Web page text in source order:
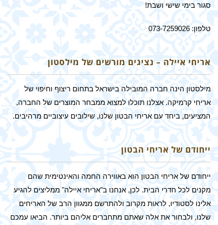
סגור בימי שישי ושבת!
טלפון: 073-7259026
אריחי איילה – נציגים מורשים של מילסטון
מילסטון הינה חברה המובילה בישראל בתחום ריצוף וחיפוי של
אריחי קרמיקה. אצלנו תוכלו למצוא ממבחר המוצרים של החברה,
המציעים, ביחד עם אריחי הבטון שלנו, שילובים עיצוביים מרהיבים.
ייחודם של אריחי הבטון
ייחודם של אריחי הבטון הוא באווירה החמה והאינטימית שהם
מקנים לכל חדרי הבית. לכן, אנחנו ב"אריחי איילה" ממליצים להגיע
אלינו לסטודיו, לראות מקרוב ולהתרשם ממגוון הרב של האריחים
שלנו, ולבחור את אלה שאתם מתחברים אליהם ביותר. הביאו עמכם